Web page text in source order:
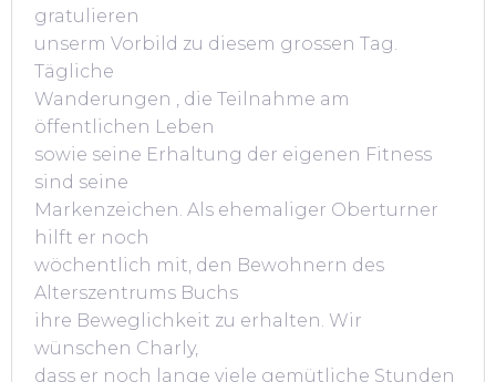
gratulieren
unserm Vorbild zu diesem grossen Tag.
Tägliche
Wanderungen , die Teilnahme am
öffentlichen Leben
sowie seine Erhaltung der eigenen Fitness
sind seine
Markenzeichen. Als ehemaliger Oberturner
hilft er noch
wöchentlich mit, den Bewohnern des
Alterszentrums Buchs
ihre Beweglichkeit zu erhalten. Wir
wünschen Charly,
dass er noch lange viele gemütliche Stunden